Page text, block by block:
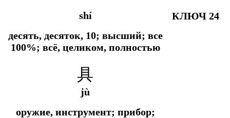
shí
десять, десяток, 10; высший; все
100%; всё, целиком, полностью
КЛЮЧ 24
具
jù
оружие, инструмент; прибор;